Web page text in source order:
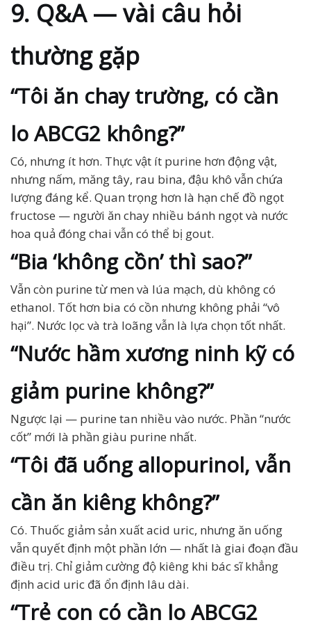
9. Q&A — vài câu hỏi
thường gặp
“Tôi ăn chay trường, có cần
lo ABCG2 không?”
Có, nhưng ít hơn. Thực vật ít purine hơn động vật,
nhưng nấm, măng tây, rau bina, đậu khô vẫn chứa
lượng đáng kể. Quan trọng hơn là hạn chế đồ ngọt
fructose — người ăn chay nhiều bánh ngọt và nước
hoa quả đóng chai vẫn có thể bị gout.
“Bia ‘không cồn’ thì sao?”
Vẫn còn purine từ men và lúa mạch, dù không có
ethanol. Tốt hơn bia có cồn nhưng không phải “vô
hại”. Nước lọc và trà loãng vẫn là lựa chọn tốt nhất.
“Nước hầm xương ninh kỹ có
giảm purine không?”
Ngược lại — purine tan nhiều vào nước. Phần “nước
cốt” mới là phần giàu purine nhất.
“Tôi đã uống allopurinol, vẫn
cần ăn kiêng không?”
Có. Thuốc giảm sản xuất acid uric, nhưng ăn uống
vẫn quyết định một phần lớn — nhất là giai đoạn đầu
điều trị. Chỉ giảm cường độ kiêng khi bác sĩ khẳng
định acid uric đã ổn định lâu dài.
“Trẻ con có cần lo ABCG2